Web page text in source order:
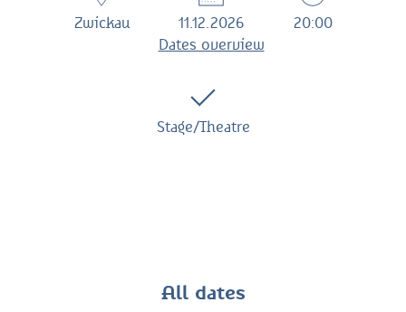
Zwickau
11.12.2026
Dates overview
20:00
Stage/Theatre
All dates